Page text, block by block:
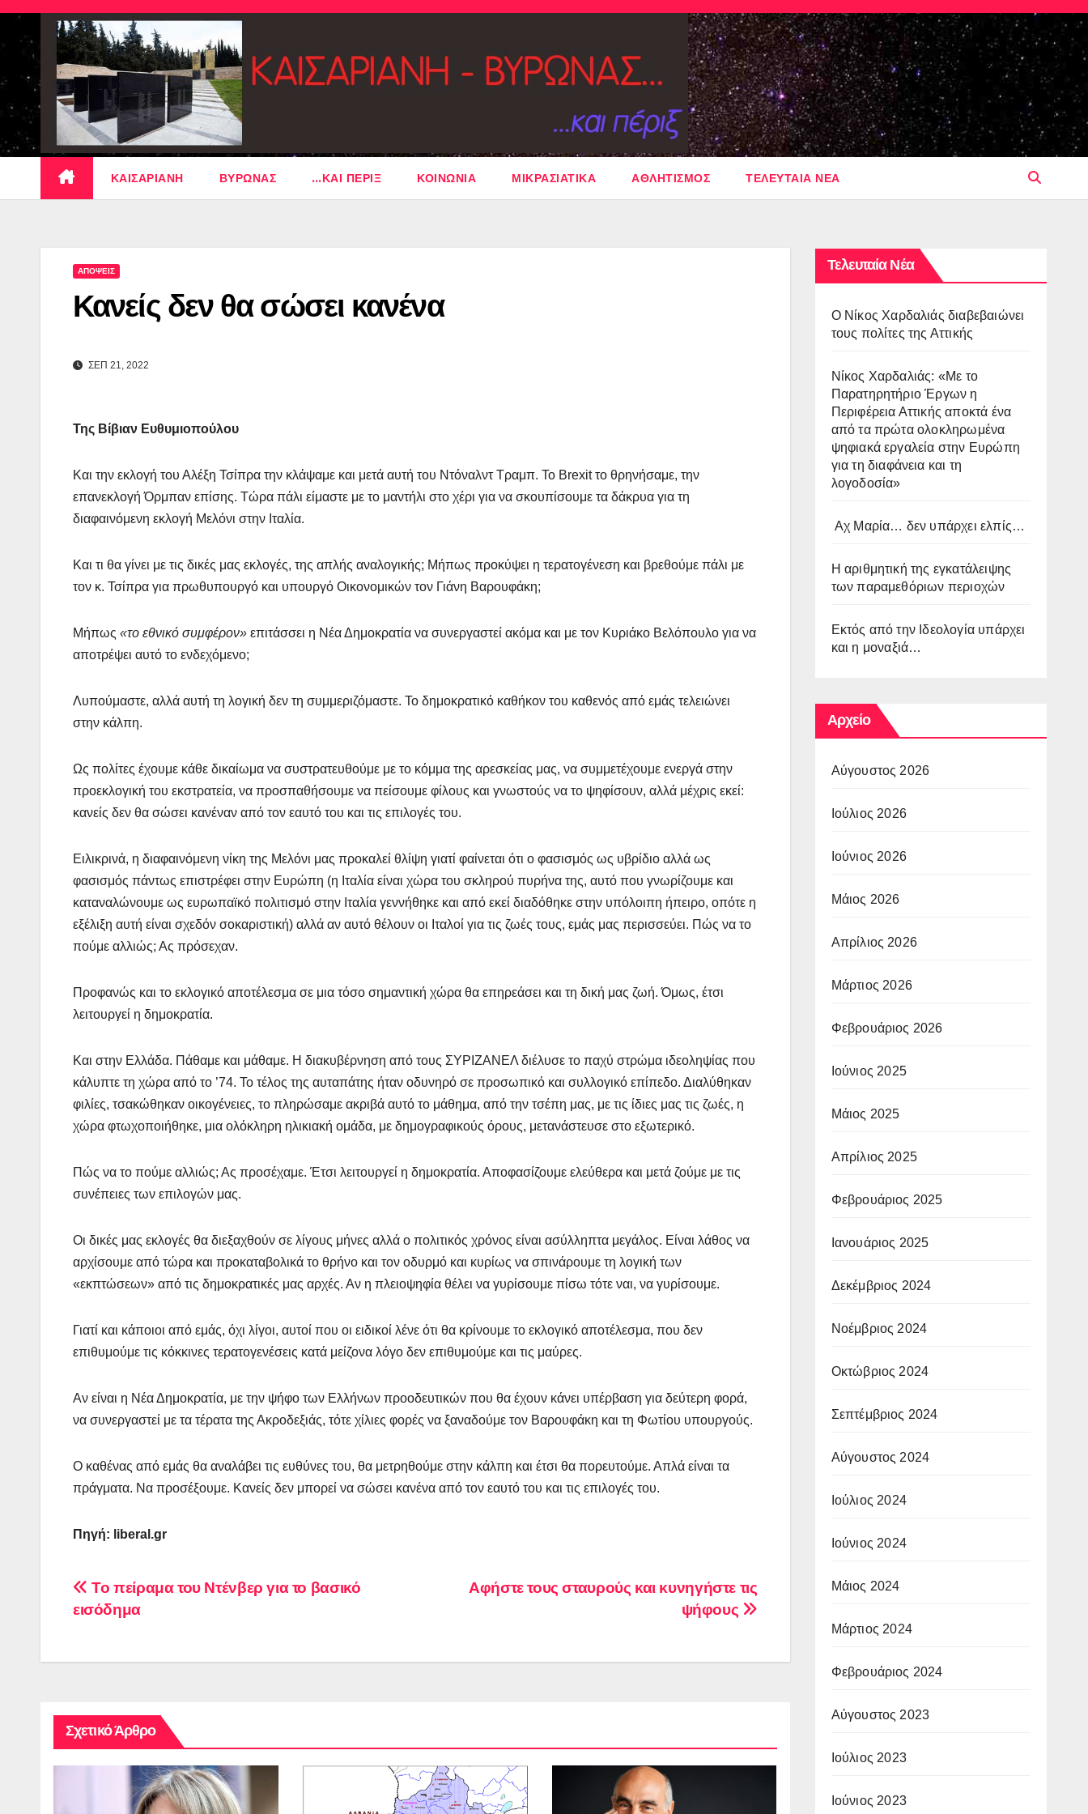
Skip
content
ΚΑΙΣΑΡΙΑΝΗ ΒΥΡΩΝΑΣ …ΚΑΙ ΠΕΡΙΞ ΚΟΙΝΩΝΙΑ ΜΙΚΡΑΣΙΑΤΙΚΑ ΑΘΛΗΤΙΣΜΟΣ ΤΕΛΕΥΤΑΙΑ ΝΕΑ
ΑΠΟΨΕΙΣ
Κανείς δεν θα σώσει κανένα
ΣΕΠ 21, 2022
Της Βίβιαν Ευθυμιοπούλου
Και την εκλογή του Αλέξη Τσίπρα την κλάψαμε και μετά αυτή του Ντόναλντ Τραμπ. Το Brexit το θρηνήσαμε, την
επανεκλογή Όρμπαν επίσης. Τώρα πάλι είμαστε με το μαντήλι στο χέρι για να σκουπίσουμε τα δάκρυα για τη
διαφαινόμενη εκλογή Μελόνι στην Ιταλία.
Και τι θα γίνει με τις δικές μας εκλογές, της απλής αναλογικής; Μήπως προκύψει η τερατογένεση και βρεθούμε πάλι με
τον κ. Τσίπρα για πρωθυπουργό και υπουργό Οικονομικών τον Γιάνη Βαρουφάκη;
Μήπως «το εθνικό συμφέρον» επιτάσσει η Νέα Δημοκρατία να συνεργαστεί ακόμα και με τον Κυριάκο Βελόπουλο για να
αποτρέψει αυτό το ενδεχόμενο;
Λυπούμαστε, αλλά αυτή τη λογική δεν τη συμμεριζόμαστε. Το δημοκρατικό καθήκον του καθενός από εμάς τελειώνει
στην κάλπη.
Ως πολίτες έχουμε κάθε δικαίωμα να συστρατευθούμε με το κόμμα της αρεσκείας μας, να συμμετέχουμε ενεργά στην
προεκλογική του εκστρατεία, να προσπαθήσουμε να πείσουμε φίλους και γνωστούς να το ψηφίσουν, αλλά μέχρις εκεί:
κανείς δεν θα σώσει κανέναν από τον εαυτό του και τις επιλογές του.
Ειλικρινά, η διαφαινόμενη νίκη της Μελόνι μας προκαλεί θλίψη γιατί φαίνεται ότι ο φασισμός ως υβρίδιο αλλά ως
φασισμός πάντως επιστρέφει στην Ευρώπη (η Ιταλία είναι χώρα του σκληρού πυρήνα της, αυτό που γνωρίζουμε και
καταναλώνουμε ως ευρωπαϊκό πολιτισμό στην Ιταλία γεννήθηκε και από εκεί διαδόθηκε στην υπόλοιπη ήπειρο, οπότε η
εξέλιξη αυτή είναι σχεδόν σοκαριστική) αλλά αν αυτό θέλουν οι Ιταλοί για τις ζωές τους, εμάς μας περισσεύει. Πώς να το
πούμε αλλιώς; Ας πρόσεχαν.
Προφανώς και το εκλογικό αποτέλεσμα σε μια τόσο σημαντική χώρα θα επηρεάσει και τη δική μας ζωή. Όμως, έτσι
λειτουργεί η δημοκρατία.
Και στην Ελλάδα. Πάθαμε και μάθαμε. Η διακυβέρνηση από τους ΣΥΡΙΖΑΝΕΛ διέλυσε το παχύ στρώμα ιδεοληψίας που
κάλυπτε τη χώρα από το ’74. Το τέλος της αυταπάτης ήταν οδυνηρό σε προσωπικό και συλλογικό επίπεδο. Διαλύθηκαν
φιλίες, τσακώθηκαν οικογένειες, το πληρώσαμε ακριβά αυτό το μάθημα, από την τσέπη μας, με τις ίδιες μας τις ζωές, η
χώρα φτωχοποιήθηκε, μια ολόκληρη ηλικιακή ομάδα, με δημογραφικούς όρους, μετανάστευσε στο εξωτερικό.
Πώς να το πούμε αλλιώς; Ας προσέχαμε. Έτσι λειτουργεί η δημοκρατία. Αποφασίζουμε ελεύθερα και μετά ζούμε με τις
συνέπειες των επιλογών μας.
Οι δικές μας εκλογές θα διεξαχθούν σε λίγους μήνες αλλά ο πολιτικός χρόνος είναι ασύλληπτα μεγάλος. Είναι λάθος να
αρχίσουμε από τώρα και προκαταβολικά το θρήνο και τον οδυρμό και κυρίως να σπινάρουμε τη λογική των
«εκπτώσεων» από τις δημοκρατικές μας αρχές. Αν η πλειοψηφία θέλει να γυρίσουμε πίσω τότε ναι, να γυρίσουμε.
Γιατί και κάποιοι από εμάς, όχι λίγοι, αυτοί που οι ειδικοί λένε ότι θα κρίνουμε το εκλογικό αποτέλεσμα, που δεν
επιθυμούμε τις κόκκινες τερατογενέσεις κατά μείζονα λόγο δεν επιθυμούμε και τις μαύρες.
Αν είναι η Νέα Δημοκρατία, με την ψήφο των Ελλήνων προοδευτικών που θα έχουν κάνει υπέρβαση για δεύτερη φορά,
να συνεργαστεί με τα τέρατα της Ακροδεξιάς, τότε χίλιες φορές να ξαναδούμε τον Βαρουφάκη και τη Φωτίου υπουργούς.
Ο καθένας από εμάς θα αναλάβει τις ευθύνες του, θα μετρηθούμε στην κάλπη και έτσι θα πορευτούμε. Απλά είναι τα
πράγματα. Να προσέξουμε. Κανείς δεν μπορεί να σώσει κανένα από τον εαυτό του και τις επιλογές του.
Πηγή: liberal.gr
Πλοήγηση
άρθρων
Αφήστε τους σταυρούς και κυνηγήστε τις
ψήφους
Το πείραμα του Ντένβερ για το βασικό
εισόδημα
Σχετικό Άρθρο
Τελευταία Νέα
O Νίκος Χαρδαλιάς διαβεβαιώνει
τους πολίτες της Αττικής
Νίκος Χαρδαλιάς: «Με το
Παρατηρητήριο Έργων η
Περιφέρεια Αττικής αποκτά ένα
από τα πρώτα ολοκληρωμένα
ψηφιακά εργαλεία στην Ευρώπη
για τη διαφάνεια και τη
λογοδοσία»
Αχ Μαρία… δεν υπάρχει ελπίς…
Η αριθμητική της εγκατάλειψης
των παραμεθόριων περιοχών
Εκτός από την Ιδεολογία υπάρχει
και η μοναξιά…
Αρχείο
Αύγουστος 2026
Ιούλιος 2026
Ιούνιος 2026
Μάιος 2026
Απρίλιος 2026
Μάρτιος 2026
Φεβρουάριος 2026
Ιούνιος 2025
Μάιος 2025
Απρίλιος 2025
Φεβρουάριος 2025
Ιανουάριος 2025
Δεκέμβριος 2024
Νοέμβριος 2024
Οκτώβριος 2024
Σεπτέμβριος 2024
Αύγουστος 2024
Ιούλιος 2024
Ιούνιος 2024
Μάιος 2024
Μάρτιος 2024
Φεβρουάριος 2024
Αύγουστος 2023
Ιούλιος 2023
Ιούνιος 2023